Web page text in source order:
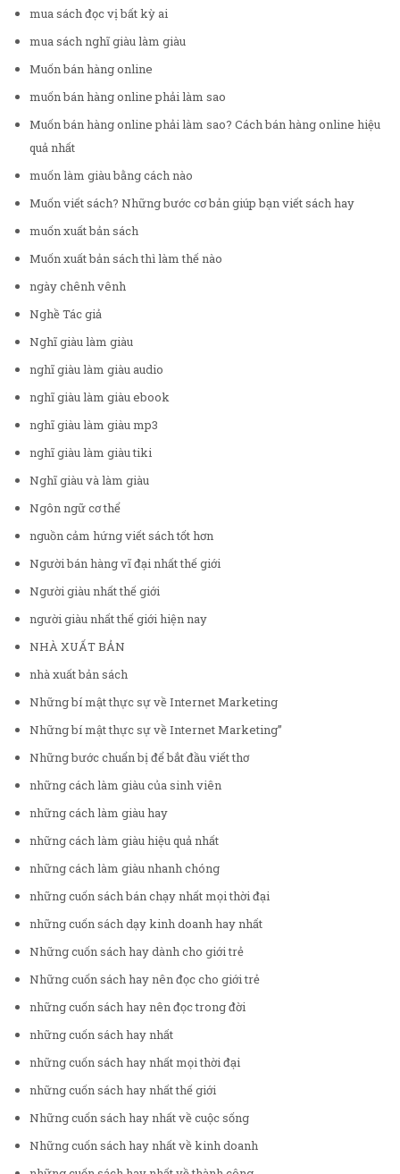
mua sách đọc vị bất kỳ ai
mua sách nghĩ giàu làm giàu
Muốn bán hàng online
muốn bán hàng online phải làm sao
Muốn bán hàng online phải làm sao? Cách bán hàng online hiệu
quả nhất
muốn làm giàu bằng cách nào
Muốn viết sách? Những bước cơ bản giúp bạn viết sách hay
muốn xuất bản sách
Muốn xuất bản sách thì làm thế nào
ngày chênh vênh
Nghề Tác giả
Nghĩ giàu làm giàu
nghĩ giàu làm giàu audio
nghĩ giàu làm giàu ebook
nghĩ giàu làm giàu mp3
nghĩ giàu làm giàu tiki
Nghĩ giàu và làm giàu
Ngôn ngữ cơ thể
nguồn cảm hứng viết sách tốt hơn
Người bán hàng vĩ đại nhất thế giới
Người giàu nhất thế giới
người giàu nhất thế giới hiện nay
NHÀ XUẤT BẢN
nhà xuất bản sách
Những bí mật thực sự về Internet Marketing
Những bí mật thực sự về Internet Marketing”
Những bước chuẩn bị để bắt đầu viết thơ
những cách làm giàu của sinh viên
những cách làm giàu hay
những cách làm giàu hiệu quả nhất
những cách làm giàu nhanh chóng
những cuốn sách bán chạy nhất mọi thời đại
những cuốn sách dạy kinh doanh hay nhất
Những cuốn sách hay dành cho giới trẻ
Những cuốn sách hay nên đọc cho giới trẻ
những cuốn sách hay nên đọc trong đời
những cuốn sách hay nhất
những cuốn sách hay nhất mọi thời đại
những cuốn sách hay nhất thế giới
Những cuốn sách hay nhất về cuộc sống
Những cuốn sách hay nhất về kinh doanh